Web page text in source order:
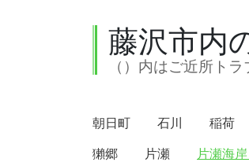
藤沢市内
（）内はご近所ト
朝日町 石川 稲荷
獺郷
片瀬 片瀬海